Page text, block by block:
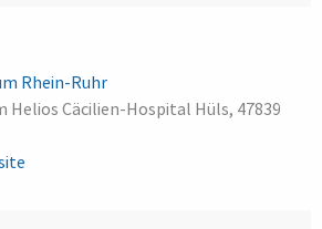
Rhein-Ruhr
Helios Cäcilien-Hospital Hüls, 47839